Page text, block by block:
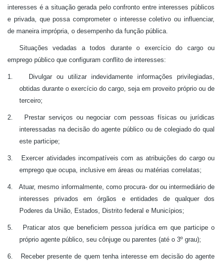
interesses é a situação gerada pelo confronto entre interesses públicos
e privada, que possa comprometer o interesse coletivo ou influenciar,
de maneira imprópria, o desempenho da função pública.
Situações vedadas a todos durante o exercício do cargo ou
emprego público que configuram conflito de interesses:
1.
Divulgar ou utilizar indevidamente informações privilegiadas,
obtidas durante o exercício do cargo, seja em proveito próprio ou de
terceiro;
2.
Prestar serviços ou negociar com pessoas físicas ou jurídicas
interessadas na decisão do agente público ou de colegiado do qual
este participe;
3.
Exercer atividades incompatíveis com as atribuições do cargo ou
emprego que ocupa, inclusive em áreas ou matérias correlatas;
4.
Atuar, mesmo informalmente, como procura- dor ou intermediário de
interesses privados em órgãos e entidades de qualquer dos
Poderes da União, Estados, Distrito federal e Municípios;
5.
Praticar atos que beneficiem pessoa jurídica em que participe o
próprio agente público, seu cônjuge ou parentes (até o 3º grau);
6.
Receber presente de quem tenha interesse em decisão do agente